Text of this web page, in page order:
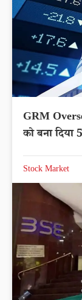
GRM
को बना दिया
Stock Market